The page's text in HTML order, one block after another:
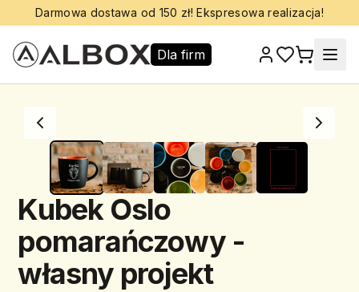
Darmowa dostawa od 150 zł! Ekspresowa realizacja!
Dla firm
Kubek Oslo
pomarańczowy -
własny projekt